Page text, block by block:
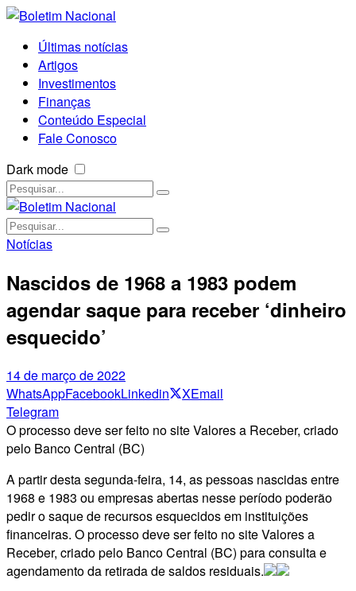
Últimas notícias
Artigos
Investimentos
Finanças
Conteúdo Especial
Fale Conosco
Dark mode
Notícias
Nascidos de 1968 a 1983 podem
agendar saque para receber ‘dinheiro
esquecido’
14 de março de 2022
WhatsAppFacebookLinkedin XEmail
Telegram
O processo deve ser feito no site Valores a Receber, criado
pelo Banco Central (BC)
A partir desta segunda-feira, 14, as pessoas nascidas entre
1968 e 1983 ou empresas abertas nesse período poderão
pedir o saque de recursos esquecidos em instituições
financeiras. O processo deve ser feito no site Valores a
Receber, criado pelo Banco Central (BC) para consulta e
agendamento da retirada de saldos residuais.